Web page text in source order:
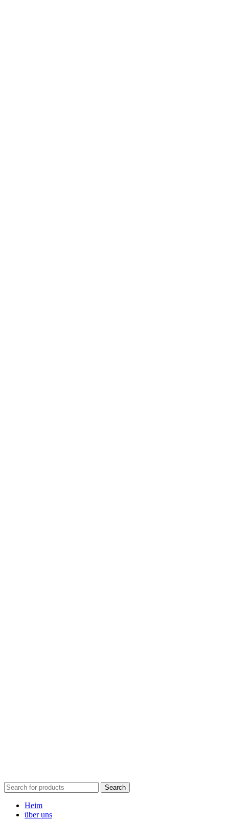
Search
Heim
über uns